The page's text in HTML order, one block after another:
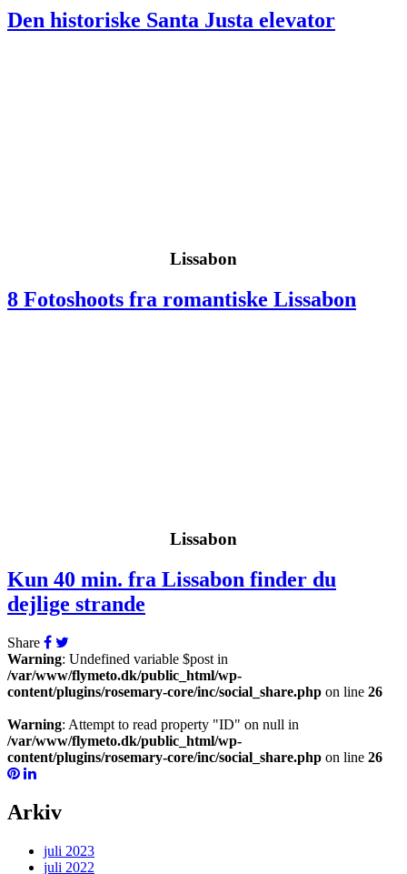
Den historiske Santa Justa elevator
Lissabon
8 Fotoshoots fra romantiske Lissabon
Lissabon
Kun 40 min. fra Lissabon finder du
dejlige strande
Share
Warning: Undefined variable $post in
/var/www/flymeto.dk/public_html/wp-
content/plugins/rosemary-core/inc/social_share.php on line 26
Warning: Attempt to read property "ID" on null in
/var/www/flymeto.dk/public_html/wp-
content/plugins/rosemary-core/inc/social_share.php on line 26
Arkiv
juli 2023
juli 2022